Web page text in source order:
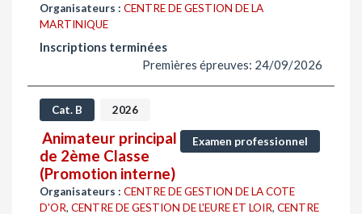
Organisateurs : CENTRE DE GESTION DE LA
MARTINIQUE
Inscriptions terminées
Premières épreuves: 24/09/2026
Cat. B 2026
Examen professionnel
Animateur principal
de 2ème Classe
(Promotion interne)
Organisateurs : CENTRE DE GESTION DE LA COTE
D'OR, CENTRE DE GESTION DE L'EURE ET LOIR, CENTRE